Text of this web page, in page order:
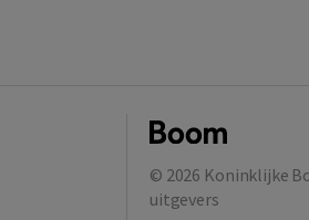
© 2026 Koninklijke
uitgevers